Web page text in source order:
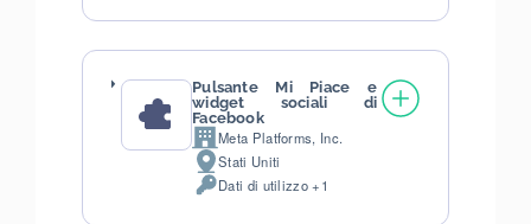
trattati:
Pulsante Mi Piace e
widget sociali di
Facebook
Azienda:Meta Platforms, Inc.
Luogo
del
Stati Uniti
DatiDati di utilizzo +1